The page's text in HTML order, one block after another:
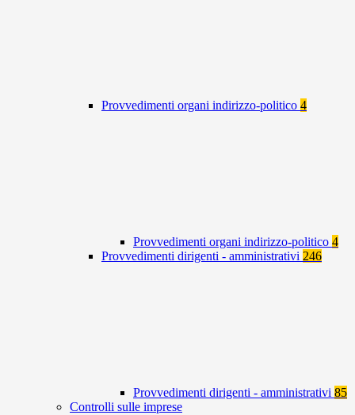
Provvedimenti organi indirizzo-politico 4
Provvedimenti organi indirizzo-politico 4
Provvedimenti dirigenti - amministrativi 246
Provvedimenti dirigenti - amministrativi 85
Controlli sulle imprese